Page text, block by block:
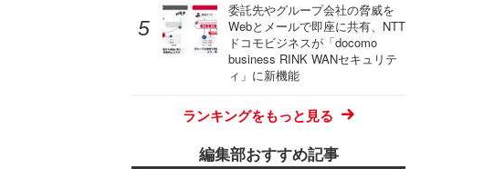
委託先やグループ会社の脅威を
Webとメールで即座に共有、NTT
ドコモビジネスが「docomo
business RINK WANセキュリテ
ィ」に新機能
ランキングをもっと見る
編集部おすすめ記事